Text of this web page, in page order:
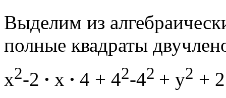
Выделим из
полные квадраты
x2-2 ∙ х ∙ 4 + 42-42 + y2 +